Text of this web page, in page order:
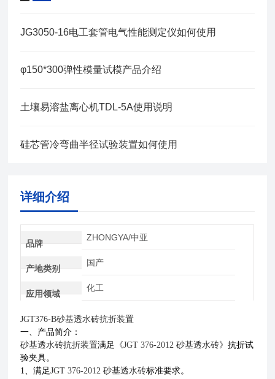
JG3050-16电工套管电气性能测定仪如何使用
φ150*300弹性模量试模产品介绍
土壤易溶盐离心机TDL-5A使用说明
硅芯管冷弯曲半径试验装置如何使用
详细介绍
品牌
ZHONGYA/中亚
产地类别
国产
应用领域
化工
JGT376-B砂基透水砖抗折装置
一、产品简介：
砂基透水砖抗折装置满足 《JGT 376-2012 砂基透水砖》抗折试
验夹具。
1、满足JGT 376-2012 砂基透水砖标准要求。